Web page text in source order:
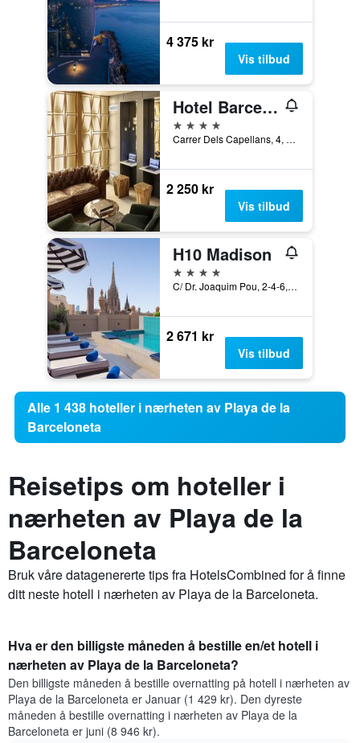
4 375 kr
Vis tilbud
Hotel Barcelona Catedral
4 stjerner
Carrer Dels Capellans, 4, Barcelona, Spania
2 250 kr
Vis tilbud
H10 Madison
4 stjerner
C/ Dr. Joaquim Pou, 2-4-6, Barcelona, Spania
2 671 kr
Vis tilbud
Alle 1 438 hoteller i nærheten av Playa de la
Barceloneta
Reisetips om hoteller i
nærheten av Playa de la
Barceloneta
Bruk våre datagenererte tips fra HotelsCombined for å finne
ditt neste hotell i nærheten av Playa de la Barceloneta.
Hva er den billigste måneden å bestille en/et hotell i
nærheten av Playa de la Barceloneta?
Den billigste måneden å bestille overnatting på hotell i nærheten av
Playa de la Barceloneta er Januar (1 429 kr). Den dyreste
måneden å bestille overnatting i nærheten av Playa de la
Barceloneta er juni (8 946 kr).